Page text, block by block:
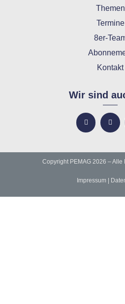
Themen
Termine
8er-
Kontakt
Wir sind
Copyright PEMAG 2026 – Alle
Impressum|